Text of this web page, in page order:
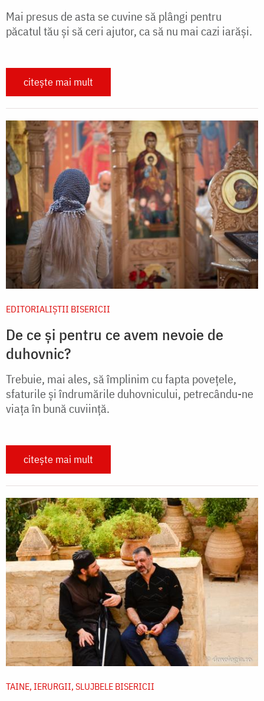
Mai presus de asta se cuvine să plângi pentru
păcatul tău și să ceri ajutor, ca să nu mai cazi iarăși.
citește mai mult
EDITORIALIȘTII BISERICII
De ce și pentru ce avem nevoie de
duhovnic?
Trebuie, mai ales, să împlinim cu fapta povețele,
sfaturile și îndrumările duhovnicului, petrecându-ne
viața în bună cuviință.
citește mai mult
TAINE, IERURGII, SLUJBELE BISERICII